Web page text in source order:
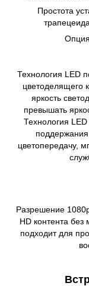
Простота
Технология LED
цветоделящего
яркость
превышать
Технология
цветопередачу,
Разрешение
HD контента
подходит для